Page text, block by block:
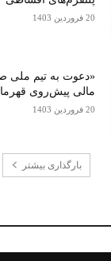
20 فروردین 1403
«دعوت به تیم ملی
مالی پیش‌روی
20 فروردین 1403
بارگذاری بیشتر